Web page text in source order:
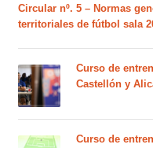
Circular nº. 5 – Normas
territoriales de fútbol sala
Curso de
Castellón y
Curso de